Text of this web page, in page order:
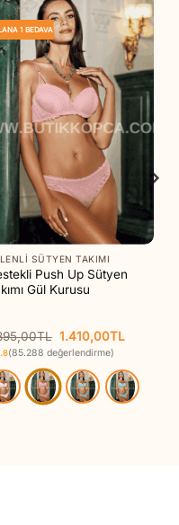
1 BEDAVA
SÜTYEN TAKIMI
Push Up Sütyen
Gül Kurusu
TL Orijinal
fiyat:
1.895,00TL.
1.410,00TLŞu
(85.288 değerlendirme)